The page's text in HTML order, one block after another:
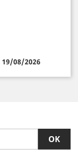
08/2026